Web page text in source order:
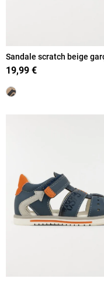
Sandale scratch beige
(19-23)
19,99 €